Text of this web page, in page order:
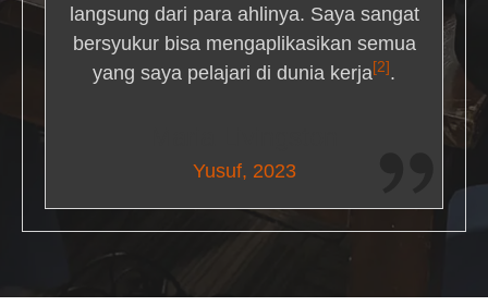
langsung dari para ahlinya. Saya sangat
bersyukur bisa mengaplikasikan semua
yang saya pelajari di dunia kerja[2] .
Yusuf, 2023